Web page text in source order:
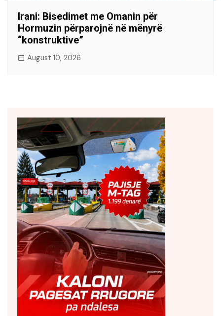
Irani: Bisedimet me Omanin për
Hormuzin përparojnë në mënyrë
“konstruktive”
August 10, 2026